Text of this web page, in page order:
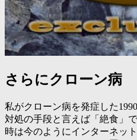
さらにクローン病
私がクローン病を発症した
対処の手段と言えば「絶食」
時は今のようにインターネッ